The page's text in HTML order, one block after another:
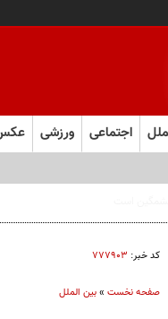
اجتماعی ورزشی
کد خبر: ۷۷۷۹۰۳
صفحه نخست»بین الملل